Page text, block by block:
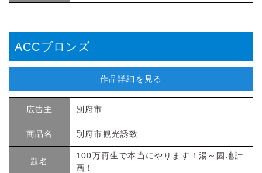
ACCブロンズ
作品詳細を見る
広告主 別府市
商品名 別府市観光誘致
題名
100万再生で本当にやります！湯～園地計
画！